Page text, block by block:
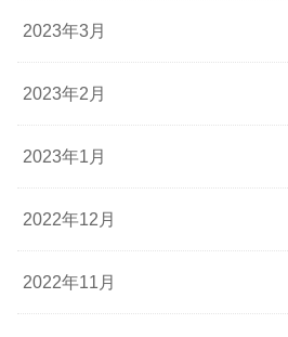
2023年3月
2023年2月
2023年1月
2022年12月
2022年11月